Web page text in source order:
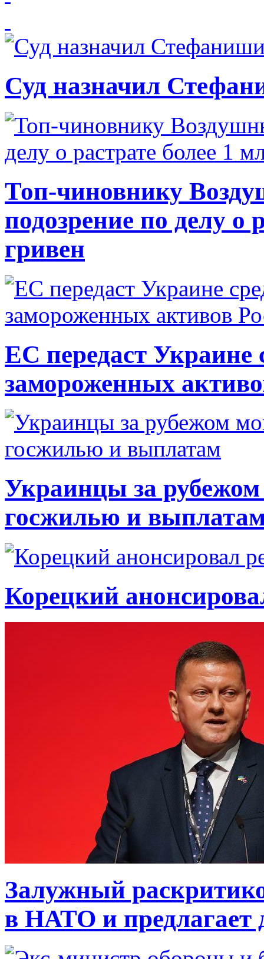
Суд назначил
Топ-чиновнику
подозрение по делу о
гривен
ЕС передаст Украине
замороженных
Украинцы за рубежом
госжилью и
Корецкий
Залужный
в НАТО и предлагает